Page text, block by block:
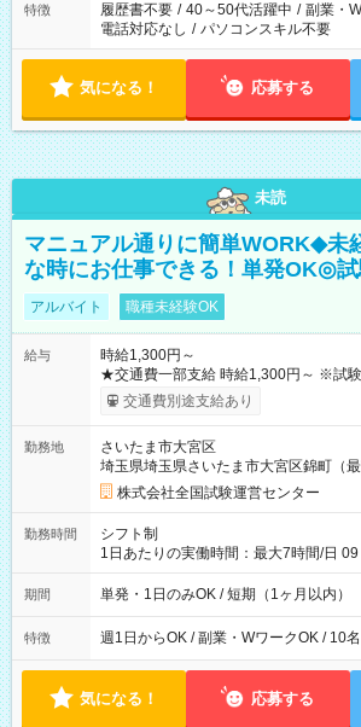
特徴 履歴書不要 / 40～50代活躍中 / 副業・
電話対応なし / パソコンスキル不要
気になる！ 応募する
未読
マニュアル通りに簡単WORK◆未
な時にお仕事できる！単発OK◎
アルバイト 職種未経験OK
給与
時給1,300円～
★交通費一部支給 時給1,300円～ ※試験・役割により手当あり
※勤務回数により昇給あり 【即給（前
り！】 希望される場合、勤務から1週
例】 ・河合塾模擬試験 8:30～17:30（
×8時間＝日収10,400円＋交通費 ※当日
円の場合あり ・国家試験 7:00～13:30
円（役割手当＋100円）×6時間＝日収8,400円
間】試用期間なし
交通費別途支給あり
勤務地
さいたま市大宮区
埼玉県埼玉県さいたま市大宮区錦町（最
株式会社全国試験運営センター
勤務時間
シフト制
1日あたりの実働時間：最大7時間/日
間は 試験により異なります。
期間 単発・1日のみOK / 短期（1ヶ月以内）
特徴 週1日からOK / 副業・WワークOK / 10
気になる！ 応募する